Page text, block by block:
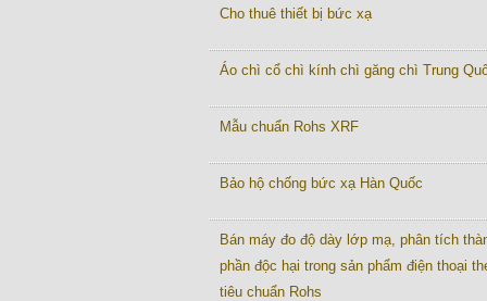
Cho thuê thiết bị bức xạ
Áo chì cổ chì kính chì găng chì Trung
Mẫu chuẩn Rohs XRF
Bảo hộ chống bức xạ Hàn Quốc
Bán máy đo độ dày lớp mạ, phân tích
phần độc hại trong sản phẩm điện thoại
tiêu chuẩn Rohs